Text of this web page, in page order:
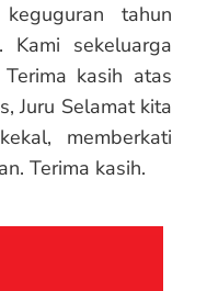
tahun
sekeluarga
kasih atas
Juru Selamat kita
memberkati
Terima kasih.